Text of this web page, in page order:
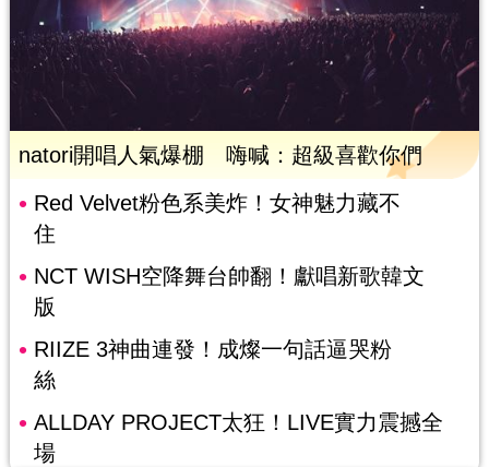
natori開唱人氣爆棚 嗨喊：超級喜歡你們
Red Velvet粉色系美炸！女神魅力藏不
住
NCT WISH空降舞台帥翻！獻唱新歌韓文
版
RIIZE 3神曲連發！成燦一句話逼哭粉
絲
ALLDAY PROJECT太狂！LIVE實力震撼全
場